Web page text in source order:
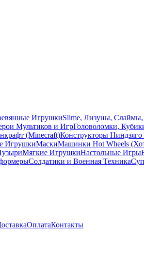
ИгрушкиSlime, Лизуны,
Мультиков и ИгрГоловоломки,
(Minecraft)Конструкторы
ИгрушкиМаскиМашинки Hot Wheels
Мягкие ИгрушкиНастольные Игры
Солдатики и Военная Техника
ОплатаКонтакты